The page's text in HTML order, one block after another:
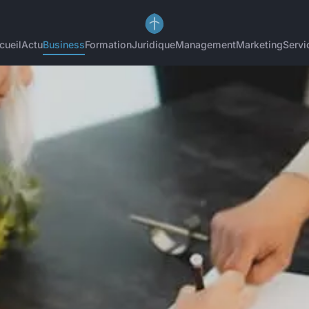
ActuBusinessFormationJuridiqueManagementMarketing